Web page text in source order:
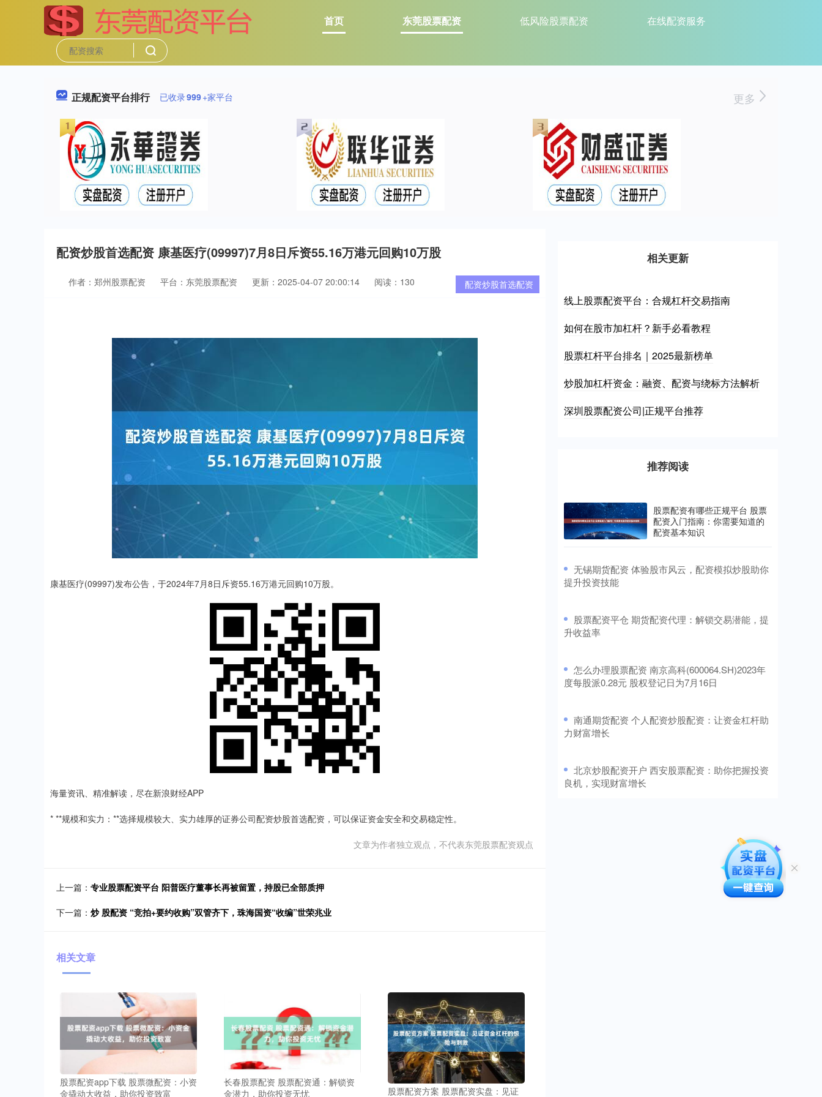
首页 东莞股票配资 低风险股票配资 在线配资服务
正规配资平台排行 已收录999+家平台 更多
配资炒股首选配资 康基医疗(09997)7月8日斥资55.16万港元回购10万股
配资炒股首选配资
作者：郑州股票配资 平台：东莞股票配资 更新：2025-04-07 20:00:14 阅读：130
康基医疗(09997)发布公告，于2024年7月8日斥资55.16万港元回购10万股。
海量资讯、精准解读，尽在新浪财经APP
* **规模和实力：**选择规模较大、实力雄厚的证券公司配资炒股首选配资，可以保证资金安全和交易稳定性。
文章为作者独立观点，不代表东莞股票配资观点
上一篇： 专业股票配资平台 阳普医疗董事长再被留置，持股已全部质押
下一篇： 炒 股配资 “竞拍+要约收购”双管齐下，珠海国资“收编”世荣兆业
相关文章
股票配资app下载 股票微配资：小资
金撬动大收益，助你投资致富
长春股票配资 股票配资通：解锁资
金潜力，助你投资无忧
股票配资方案 股票配资实盘：见证
相关更新
线上股票配资平台：合规杠杆交易指南
如何在股市加杠杆？新手必看教程
股票杠杆平台排名｜2025最新榜单
炒股加杠杆资金：融资、配资与绕标方法解析
深圳股票配资公司|正规平台推荐
推荐阅读
股票配资有哪些正规平台 股票
配资入门指南：你需要知道的
配资基本知识
​无锡期货配资 体验股市风云，配资模拟炒股助你
提升投资技能
​股票配资平仓 期货配资代理：解锁交易潜能，提
升收益率
​怎么办理股票配资 南京高科(600064.SH)2023年
度每股派0.28元 股权登记日为7月16日
​南通期货配资 个人配资炒股配资：让资金杠杆助
力财富增长
​北京炒股配资开户 西安股票配资：助你把握投资
良机，实现财富增长